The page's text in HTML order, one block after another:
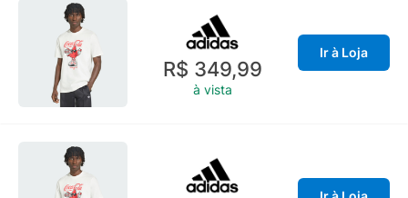
R$ 349,99
à vista
Ir à Loja